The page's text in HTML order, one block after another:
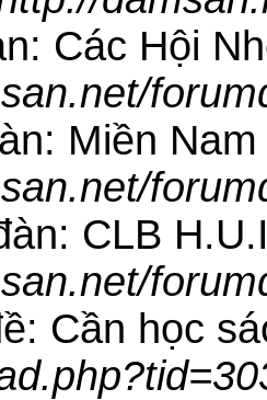
Các Hội
Miền Nam
CLB
Cần học